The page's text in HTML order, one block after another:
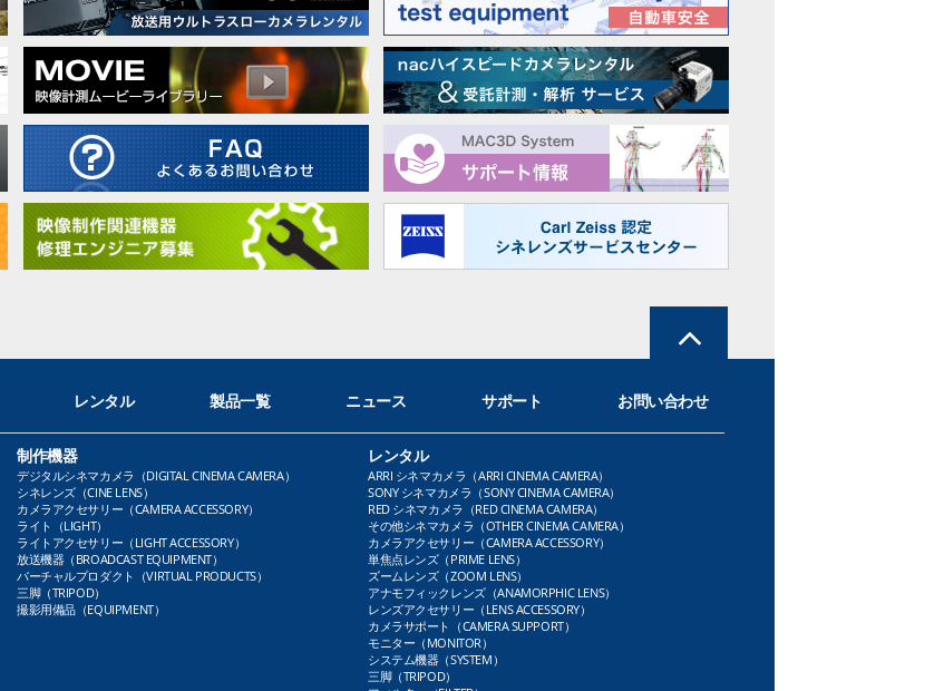
レンタル 製品一覧 ニュース サポート お問い合わせ
制作機器
デジタルシネマカメラ（DIGITAL CINEMA CAMERA）
シネレンズ（CINE LENS）
カメラアクセサリー（CAMERA ACCESSORY）
ライト（LIGHT）
ライトアクセサリー（LIGHT ACCESSORY）
放送機器（BROADCAST EQUIPMENT）
バーチャルプロダクト（VIRTUAL PRODUCTS）
三脚（TRIPOD）
撮影用備品（EQUIPMENT）
レンタル
ARRI シネマカメラ（ARRI CINEMA CAMERA）
SONY シネマカメラ（SONY CINEMA CAMERA）
RED シネマカメラ（RED CINEMA CAMERA）
その他シネマカメラ（OTHER CINEMA CAMERA）
カメラアクセサリー（CAMERA ACCESSORY）
単焦点レンズ（PRIME LENS）
ズームレンズ（ZOOM LENS）
アナモフィックレンズ（ANAMORPHIC LENS）
レンズアクセサリー（LENS ACCESSORY）
カメラサポート（CAMERA SUPPORT）
モニター（MONITOR）
システム機器（SYSTEM）
三脚（TRIPOD）